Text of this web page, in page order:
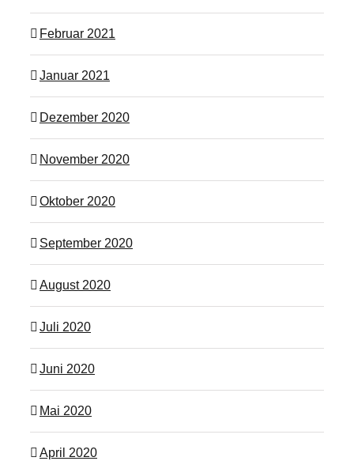
Februar 2021
Januar 2021
Dezember 2020
November 2020
Oktober 2020
September 2020
August 2020
Juli 2020
Juni 2020
Mai 2020
April 2020